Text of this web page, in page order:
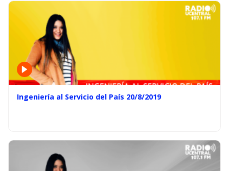
Ingeniería al Servicio del País 20/8/2019